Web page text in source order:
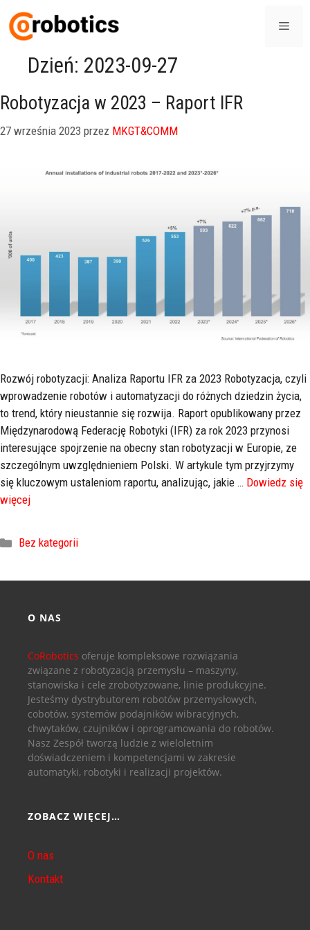
Dzień: 2023-09-27
Robotyzacja w 2023 – Raport IFR
27 września 2023 przez MKGT&COMM
Rozwój robotyzacji: Analiza Raportu IFR za 2023 Robotyzacja, czyli
wprowadzenie robotów i automatyzacji do różnych dziedzin życia,
to trend, który nieustannie się rozwija. Raport opublikowany przez
Międzynarodową Federację Robotyki (IFR) za rok 2023 przynosi
interesujące spojrzenie na obecny stan robotyzacji w Europie, ze
szczególnym uwzględnieniem Polski. W artykule tym przyjrzymy
się kluczowym ustaleniom raportu, analizując, jakie … Dowiedz się
więcej
Bez kategorii
O NAS
CoRobotics oferuje kompleksowe rozwiązania
związane z robotyzacją przemysłu – maszyny,
stanowiska i cele zrobotyzowane, linie produkcyjne.
Jesteśmy dystrybutorem robotów przemysłowych,
cobotów, systemów podajników wibracyjnych,
chwytaków, czujników i oprogramowania do robotów.
Nasz Zespół tworzą ludzie z wieloletnim
doświadczeniem i kompetencjami w zakresie
automatyki, robotyki i realizacji projektów.
ZOBACZ WIĘCEJ…
O nas
Kontakt